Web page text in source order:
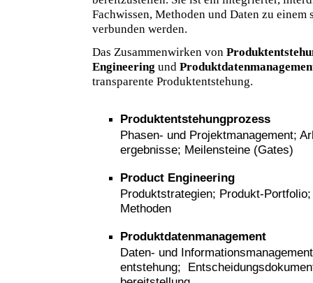
Fachwissen, Methoden und Daten zu einem
verbunden werden.
Das Zusammenwirken von
Engineering und
transparente Produktentstehung.
Produktentstehungprozess
Phasen- und Projektmanagement;
ergebnisse; Meilensteine (Gates)
Product Engineering
Produktstrategien; Produkt-
Methoden
Produktdatenmanagement
Daten- und
entstehung;
bereitstellung